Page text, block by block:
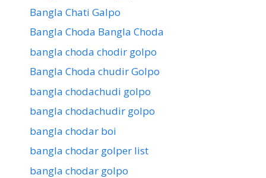
Bangla Chati Galpo
Bangla Choda Bangla Choda
bangla choda chodir golpo
Bangla Choda chudir Golpo
bangla chodachudi golpo
bangla chodachudir golpo
bangla chodar boi
bangla chodar golper list
bangla chodar golpo